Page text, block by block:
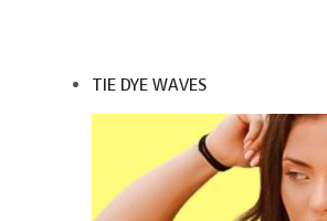
TIE DYE WAVES